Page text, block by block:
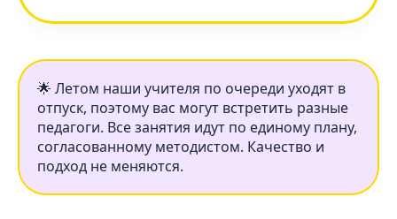
🌟 Летом наши учителя по очереди уходят в
отпуск, поэтому вас могут встретить разные
педагоги. Все занятия идут по единому плану,
согласованному методистом. Качество и
подход не меняются.